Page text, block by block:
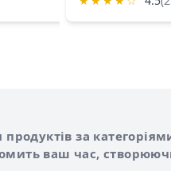
за
ваш час,